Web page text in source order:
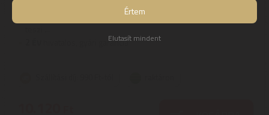
2200 mAh Li-Ion akkumulátor | A PMR rádióállomások összetett
hivatalos, gyári garancia
Értem
Elutasít mindent